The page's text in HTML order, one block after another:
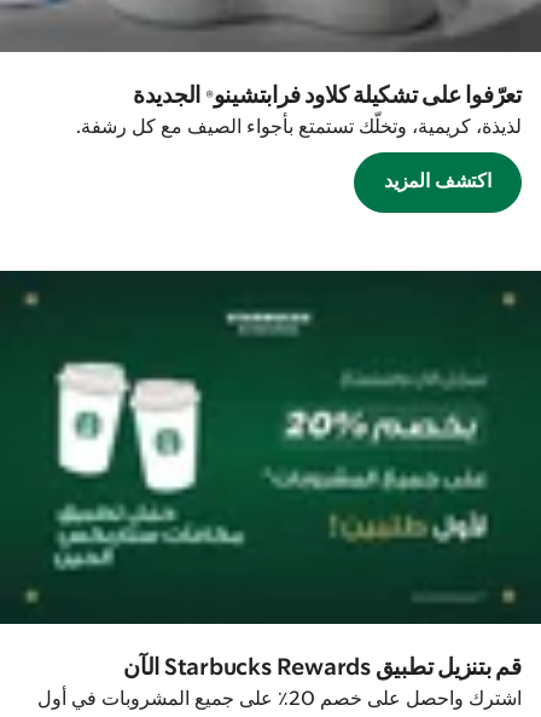
تعرّفوا على تشكيلة كلاود فرابتشينو® الجديدة
لذيذة، كريمية، وتخلّك تستمتع بأجواء الصيف مع كل رشفة.
اكتشف المزيد
قم بتنزيل تطبيق Starbucks Rewards الآن
اشترك واحصل على خصم 20٪ على جميع المشروبات في أول